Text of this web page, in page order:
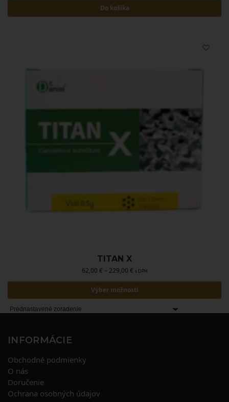
Do košíka
TITAN X
62,00 € – 229,00 € s DPH
Výber možností
INFORMÁCIE
Obchodné podmienky
O nás
Doručenie
Ochrana osobných údajov